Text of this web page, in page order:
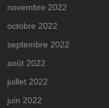
novembre 2022
octobre 2022
septembre 2022
août 2022
juillet 2022
juin 2022